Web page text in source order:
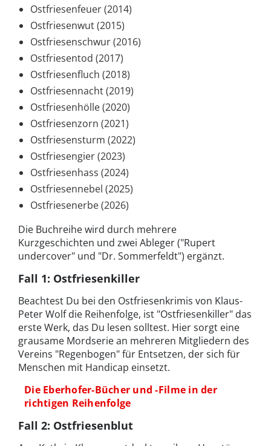
Ostfriesenfeuer (2014)
Ostfriesenwut (2015)
Ostfriesenschwur (2016)
Ostfriesentod (2017)
Ostfriesenfluch (2018)
Ostfriesennacht (2019)
Ostfriesenhölle (2020)
Ostfriesenzorn (2021)
Ostfriesensturm (2022)
Ostfriesengier (2023)
Ostfriesenhass (2024)
Ostfriesennebel (2025)
Ostfriesenerbe (2026)
Die Buchreihe wird durch mehrere
Kurzgeschichten und zwei Ableger ("Rupert
undercover" und "Dr. Sommerfeldt") ergänzt.
Fall 1: Ostfriesenkiller
Beachtest Du bei den Ostfriesenkrimis von Klaus-
Peter Wolfdie Reihenfolge, ist "Ostfriesenkiller" das
erste Werk, das Du lesen solltest. Hier sorgt eine
grausame Mordserie an mehreren Mitgliedern des
Vereins "Regenbogen" für Entsetzen, der sich für
Menschen mit Handicap einsetzt.
Die Eberhofer-Bücher und -Filme in der
richtigen Reihenfolge
Fall 2: Ostfriesenblut